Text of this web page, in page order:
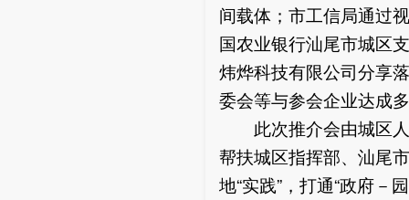
间载体；市工信局通过
国农业银行汕尾市城区
炜烨科技有限公司分享
委会等与参会企业达成
此次推介会由城区人
帮扶城区指挥部、汕尾
地“实践”，打通“政府－